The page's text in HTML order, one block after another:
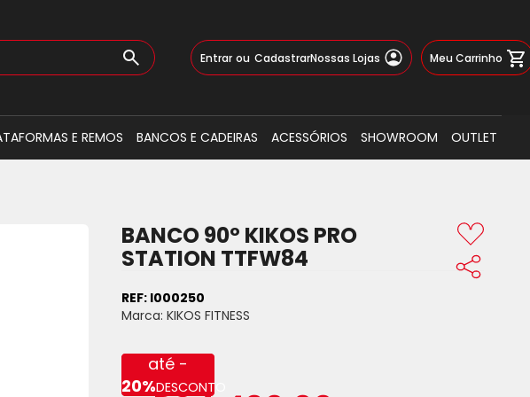
Pular
para
Entrar CadastrarNossas Lojas Meu Carrinho
E REMOS BANCOS E CADEIRAS ACESSÓRIOS SHOWROOM OUTLET
BANCO 90º KIKOS PRO
STATION TTFW84
REF: I000250
Marca: KIKOS FITNESS
até -
20%DESCONTO